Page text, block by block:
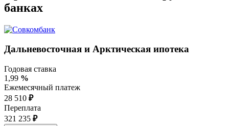
банках
Дальневосточная и Арктическая ипотека
Годовая ставка
1,99 %
Ежемесячный платеж
28 510 ₽
Переплата
321 235 ₽